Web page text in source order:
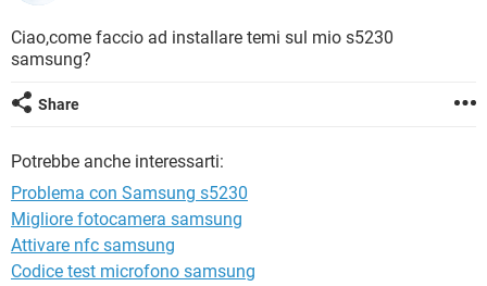
TIKTOK
HARDWARE
INSTAGRAM WHATSAPP
TIKTOK
HARDWARE
INTRATTENIMENTO
iOS WINDOWS 10
HARDWARE
COVID-19 GAMING
INTRATTENIMENTO
iOS
HARDWARE
Ciao,come faccio ad installare temi sul mio s5230
samsung?
Share
Potrebbe anche interessarti:
Problema con Samsung s5230
Migliore fotocamera samsung
Attivare nfc samsung
Codice test microfono samsung